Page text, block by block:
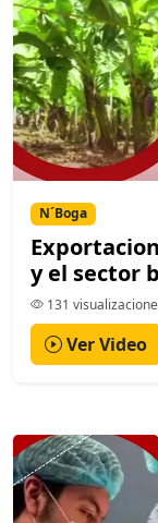
N´Boga
y el sector
131
Ver Video